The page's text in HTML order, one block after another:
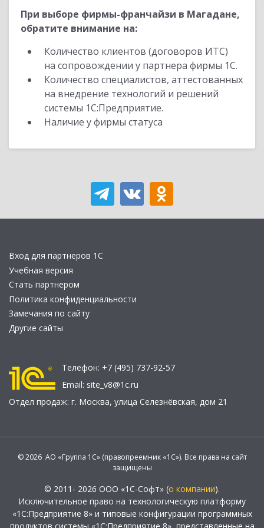
При выборе фирмы-франчайзи в Магадане,
обратите внимание на:
Количество клиентов (договоров ИТС)
на сопровождении у партнера фирмы 1С.
Количество специалистов, аттестованных
на внедрение технологий и решений
системы 1С:Предприятие.
Наличие у фирмы статуса
Вход для партнеров 1С
Учебная версия
Стать партнером
Политика конфиденциальности
Замечания по сайту
Другие сайты
Телефон: +7 (495) 737-92-57
Email: site_v8@1c.ru
Отдел продаж: г. Москва, улица Селезнёвская, дом 21
© 2026 АО «Группа 1С» (правопреемник «1С»). Все права на сайт
защищены
© 2011- 2026 ООО «1С-Софт» (о компании).
Исключительное право на технологическую платформу
«1С:Предприятие 8» и типовые конфигурации программных